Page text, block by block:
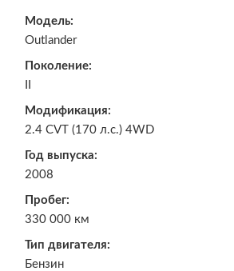
Модель:
Outlander
Поколение:
Модификация:
2.4 CVT (170 л.с.) 4WD
Год выпуска:
2008
Пробег:
330 000 км
Тип двигателя:
Бензин